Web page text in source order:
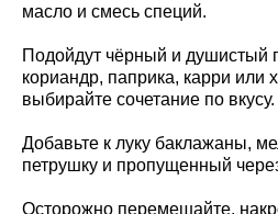
масло и смесь специй.
Подойдут чёрный и душистый
кориандр, паприка, карри или
выбирайте сочетание по вкусу.
Добавьте к луку баклажаны,
петрушку и пропущенный
Осторожно перемешайте,